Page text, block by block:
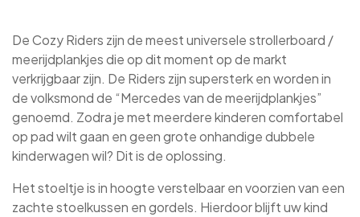
De Cozy Riders zijn de meest universele strollerboard /
meerijdplankjes die op dit moment op de markt
verkrijgbaar zijn. De Riders zijn supersterk en worden in
de volksmond de “Mercedes van de meerijdplankjes”
genoemd. Zodra je met meerdere kinderen comfortabel
op pad wilt gaan en geen grote onhandige dubbele
kinderwagen wil? Dit is de oplossing.
Het stoeltje is in hoogte verstelbaar en voorzien van een
zachte stoelkussen en gordels. Hierdoor blijft uw kind